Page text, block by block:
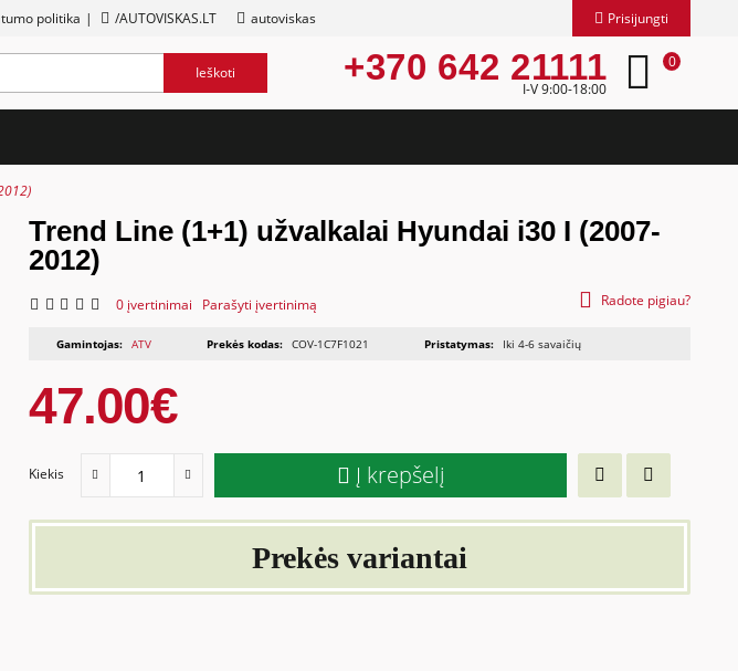
politika | /AUTOVISKAS.LT autoviskas Prisijungti
Ieškoti +370 642 21111
I-V 9:00-18:00
0
Trend Line (1+1) užvalkalai Hyundai i30 I (2007-
2012)
0 įvertinimai Parašyti įvertinimą Radote pigiau?
Gamintojas: ATV Prekės kodas: COV-1C7F1021 Pristatymas: Iki 4-6 savaičių
47.00€
Kiekis Į krepšelį
Prekės variantai